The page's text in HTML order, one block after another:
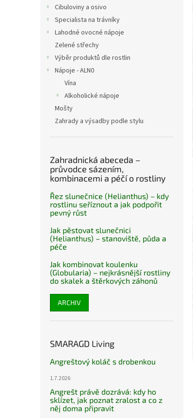
Cibuloviny a osivo
Specialista na trávníky
Lahodné ovocné nápoje
Zelené střechy
Výběr produktů dle rostlin
Nápoje - ALN0
Vína
Alkoholické nápoje
Mošty
Zahrady a výsadby podle stylu
Zahradnická abeceda –
průvodce sázením,
kombinacemi a péčí o rostliny
Řez slunečnice (Helianthus) – kdy
rostlinu seříznout a jak podpořit
pevný růst
Jak pěstovat slunečnici
(Helianthus) – stanoviště, půda a
péče
Jak kombinovat koulenku
(Globularia) – nejkrásnější rostliny
do skalek a štěrkových záhonů
ARCHIV
SMARAGD Living
Angreštový koláč s drobenkou
1.7.2026
Angrešt právě dozrává: kdy ho
sklízet, jak poznat zralost a co z
něj doma připravit